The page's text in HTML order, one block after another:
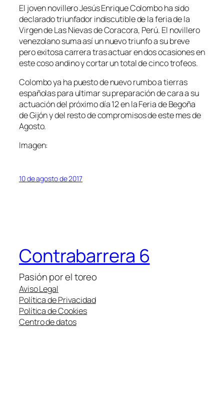
El joven novillero Jesús Enrique Colombo ha sido
declarado triunfador indiscutible de la feria de la
Virgen de Las Nievas de Coracora, Perú. El novillero
venezolano suma así un nuevo triunfo a su breve
pero exitosa carrera tras actuar en dos ocasiones en
este coso andino y cortar un total de cinco trofeos.
Colombo ya ha puesto de nuevo rumbo a tierras
españolas para ultimar su preparación de cara a su
actuación del próximo día 12 en la Feria de Begoña
de Gijón y del resto de compromisos de este mes de
Agosto.
Imagen:
10 de agosto de 2017
Contrabarrera 6
Pasión por el toreo
Aviso Legal
Política de Privacidad
Política de Cookies
Centro de datos